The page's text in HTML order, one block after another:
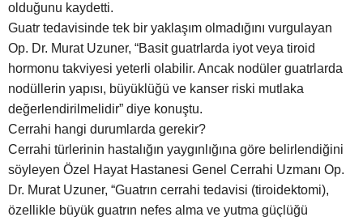
olduğunu kaydetti.
Guatr tedavisinde tek bir yaklaşım olmadığını vurgulayan
Op. Dr. Murat Uzuner, “Basit guatrlarda iyot veya tiroid
hormonu takviyesi yeterli olabilir. Ancak nodüler guatrlarda
nodüllerin yapısı, büyüklüğü ve kanser riski mutlaka
değerlendirilmelidir” diye konuştu.
Cerrahi hangi durumlarda gerekir?
Cerrahi türlerinin hastalığın yaygınlığına göre belirlendiğini
söyleyen Özel Hayat Hastanesi Genel Cerrahi Uzmanı Op.
Dr. Murat Uzuner, “Guatrın cerrahi tedavisi (tiroidektomi),
özellikle büyük guatrın nefes alma ve yutma güçlüğü